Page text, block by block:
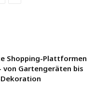
Shopping-Plattformen
von Gartengeräten bis